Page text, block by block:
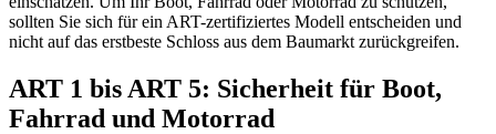
sollten Sie sich für ein ART-zertifiziertes Modell entscheiden und
nicht auf das erstbeste Schloss aus dem Baumarkt zurückgreifen.
ART 1 bis ART 5: Sicherheit für Boot,
Fahrrad und Motorrad